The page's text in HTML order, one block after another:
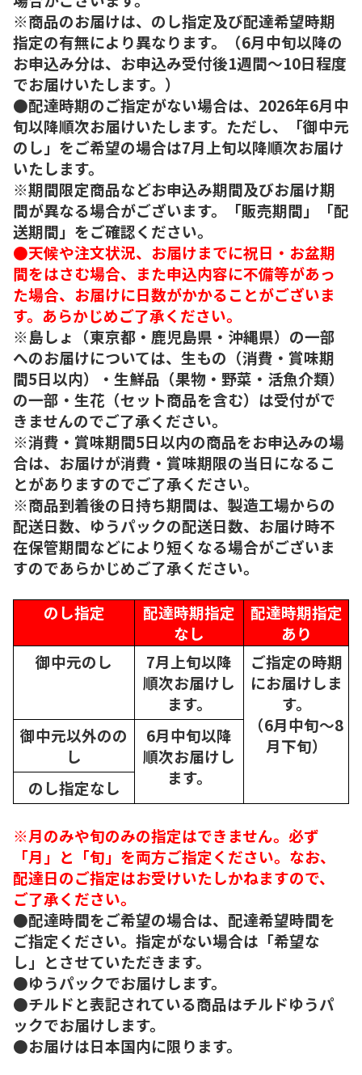
※商品のお届けは、のし指定及び配達希望時期
指定の有無により異なります。（6月中旬以降の
お申込み分は、お申込み受付後1週間～10日程度
でお届けいたします。）
●配達時期のご指定がない場合は、2026年6月中
旬以降順次お届けいたします。ただし、「御中元
のし」をご希望の場合は7月上旬以降順次お届け
いたします。
※期間限定商品などお申込み期間及びお届け期
間が異なる場合がございます。「販売期間」「配
送期間」をご確認ください。
●天候や注文状況、お届けまでに祝日・お盆期
間をはさむ場合、また申込内容に不備等があっ
た場合、お届けに日数がかかることがございま
す。あらかじめご了承ください。
※島しょ（東京都・鹿児島県・沖縄県）の一部
へのお届けについては、生もの（消費・賞味期
間5日以内）・生鮮品（果物・野菜・活魚介類）
の一部・生花（セット商品を含む）は受付がで
きませんのでご了承ください。
※消費・賞味期間5日以内の商品をお申込みの場
合は、お届けが消費・賞味期限の当日になるこ
とがありますのでご了承ください。
※商品到着後の日持ち期間は、製造工場からの
配送日数、ゆうパックの配送日数、お届け時不
在保管期間などにより短くなる場合がございま
すのであらかじめご了承ください。
のし指定
配達時期指定
なし
配達時期指定
あり
御中元のし
7月上旬以降
順次お届けし
ます。
ご指定の時期
にお届けしま
す。
（6月中旬～8
月下旬）
御中元以外のの
し
6月中旬以降
順次お届けし
ます。
のし指定なし
※月のみや旬のみの指定はできません。必ず
「月」と「旬」を両方ご指定ください。なお、
配達日のご指定はお受けいたしかねますので、
ご了承ください。
●配達時間をご希望の場合は、配達希望時間を
ご指定ください。指定がない場合は「希望な
し」とさせていただきます。
●ゆうパックでお届けします。
●チルドと表記されている商品はチルドゆうパ
ックでお届けします。
●お届けは日本国内に限ります。